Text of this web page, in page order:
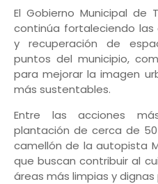
El Gobierno Municipal de
continúa fortaleciendo
y recuperación de
puntos del municipio,
para mejorar la imagen
más sustentables.
Entre las acciones
plantación de cerca de
camellón de la autopista
que buscan contribuir al
áreas más limpias y